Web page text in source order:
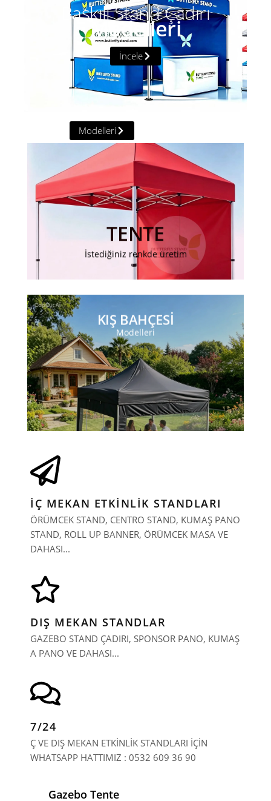
Baskılı Stand Çadırı
Modelleri
İncele
Modelleri
TENTE
İstediğiniz renkde üretim
GAZEBO TENTE
Farklı ölçüler ve farklı renkler
İNCELEYIN
KIŞ BAHÇESI
Modelleri
KIŞ BAHÇESI
Farklı ölçülerde farklı renklerde
İNCELEYIN
İÇ MEKAN ETKİNLİK STANDLARI
ÖRÜMCEK STAND, CENTRO STAND, KUMAŞ PANO
STAND, ROLL UP BANNER, ÖRÜMCEK MASA VE
DAHASI...
DIŞ MEKAN STANDLAR
GAZEBO STAND ÇADIRI, SPONSOR PANO, KUMAŞ
A PANO VE DAHASI...
7/24
Ç VE DIŞ MEKAN ETKİNLİK STANDLARI İÇİN
WHATSAPP HATTIMIZ : 0532 609 36 90
Gazebo Tente